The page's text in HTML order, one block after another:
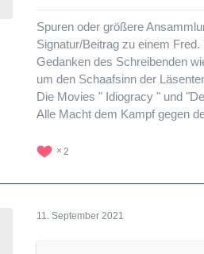
Spuren oder größere
Signatur/Beitrag zu einem
Gedanken des Schreibenden
um den Schaafsinn der
Die Movies " Idiogracy " und
Alle Macht dem Kampf gegen
2
11. September 2021